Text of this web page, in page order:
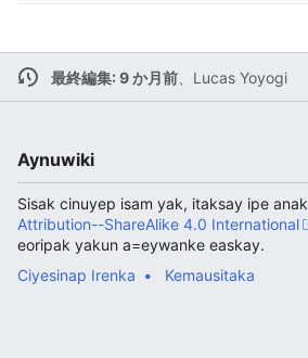
最終編集: 9 か月前、 Lucas Yoyogi
Aynuwiki
Sisak cinuyep isam yak, itaksay ipe anak
Attribution--ShareAlike 4.0 International
eoripak yakun a=eywanke easkay.
Ciyesinap Irenka
Kemausitaka